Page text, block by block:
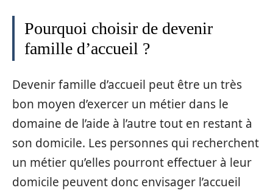
Pourquoi choisir de devenir
famille d’accueil ?
Devenir famille d’accueil peut être un très
bon moyen d’exercer un métier dans le
domaine de l’aide à l’autre tout en restant à
son domicile. Les personnes qui recherchent
un métier qu’elles pourront effectuer à leur
domicile peuvent donc envisager l’accueil